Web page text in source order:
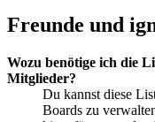
Freunde und
Wozu benötige ich die
Mitglieder?
Du kannst diese
Boards zu